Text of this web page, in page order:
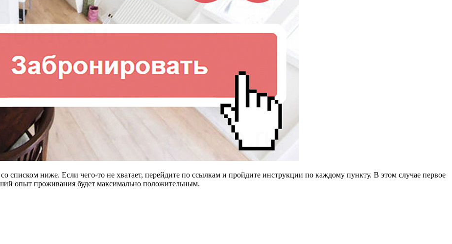
списком ниже. Если чего-то не хватает, перейдите по ссылкам и пройдите инструкции по каждому пункту. В этом случае первое
опыт проживания будет максимально положительным.